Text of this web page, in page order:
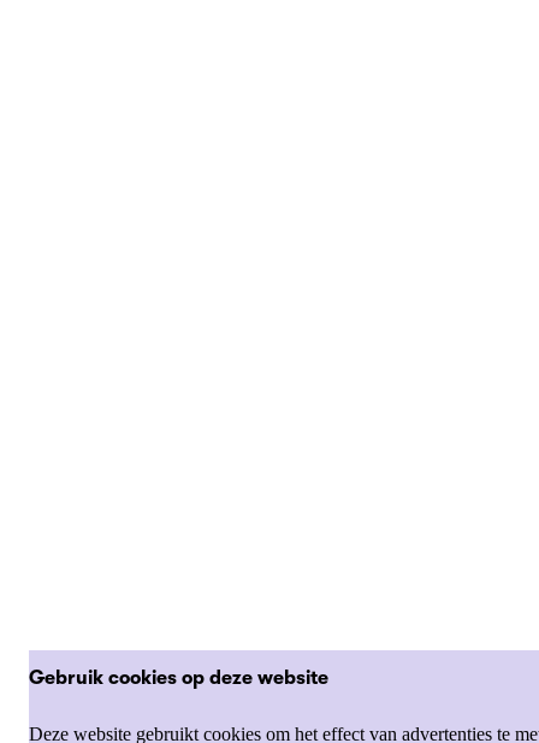
Gebruik cookies op deze website
Deze website gebruikt cookies om het effect van advertenties te